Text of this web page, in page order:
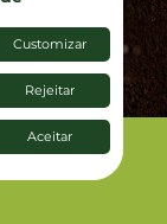
Customizar
Rejeitar
Aceitar